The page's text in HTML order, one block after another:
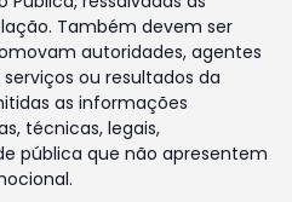
Também devem ser
autoridades, agentes
ou resultados da
as informações
técnicas, legais,
pública que não apresentem